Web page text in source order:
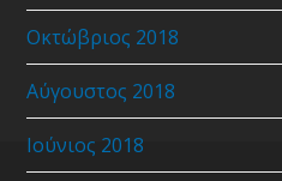
Οκτώβριος 2018
Αύγουστος 2018
Ιούνιος 2018